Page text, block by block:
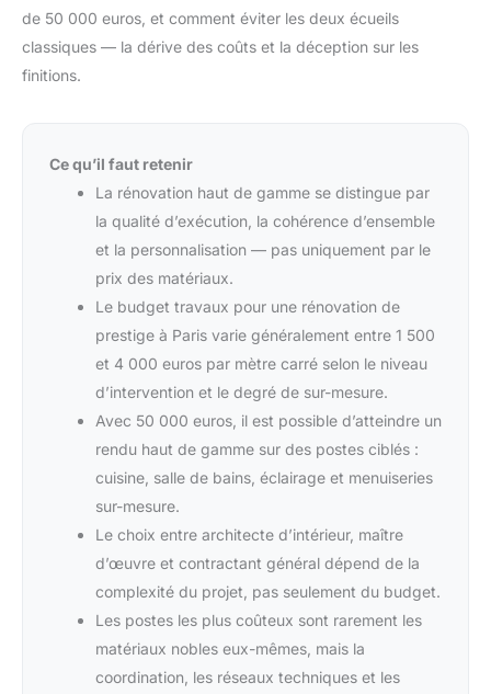
de 50 000 euros, et comment éviter les deux écueils
classiques — la dérive des coûts et la déception sur les
finitions.
Ce qu’il faut retenir
La rénovation haut de gamme se distingue par
la qualité d’exécution, la cohérence d’ensemble
et la personnalisation — pas uniquement par le
prix des matériaux.
Le budget travaux pour une rénovation de
prestige à Paris varie généralement entre 1 500
et 4 000 euros par mètre carré selon le niveau
d’intervention et le degré de sur-mesure.
Avec 50 000 euros, il est possible d’atteindre un
rendu haut de gamme sur des postes ciblés :
cuisine, salle de bains, éclairage et menuiseries
sur-mesure.
Le choix entre architecte d’intérieur, maître
d’œuvre et contractant général dépend de la
complexité du projet, pas seulement du budget.
Les postes les plus coûteux sont rarement les
matériaux nobles eux-mêmes, mais la
coordination, les réseaux techniques et les